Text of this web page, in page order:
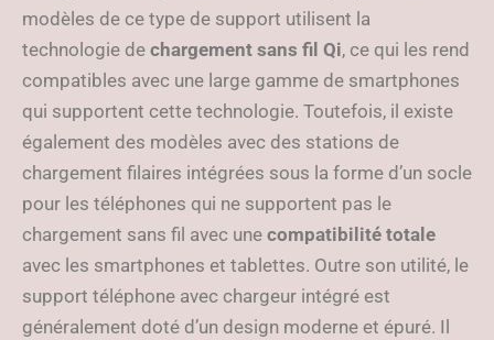
modèles de ce type de support utilisent la
technologie de chargement sans fil Qi, ce qui les rend
compatibles avec une large gamme de smartphones
qui supportent cette technologie. Toutefois, il existe
également des modèles avec des stations de
chargement filaires intégrées sous la forme d’un socle
pour les téléphones qui ne supportent pas le
chargement sans fil avec une compatibilité totale
avec les smartphones et tablettes. Outre son utilité, le
support téléphone avec chargeur intégré est
généralement doté d’un design moderne et épuré. Il